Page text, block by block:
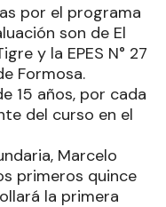
por el programa
son de El
y la EPES N° 27
Formosa.
15 años, por cada
del curso en el
Marcelo
primeros quince
la primera